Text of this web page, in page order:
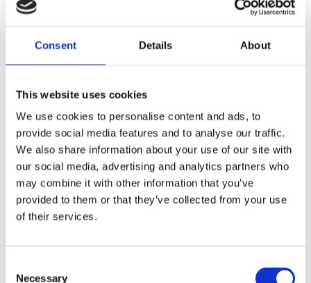
Consent Details About
This website uses cookies
We use cookies to personalise content and ads, to
provide social media features and to analyse our traffic.
We also share information about your use of our site with
our social media, advertising and analytics partners who
may combine it with other information that you’ve
provided to them or that they’ve collected from your use
of their services.
Necessary
rozměry
disposition
5+kk